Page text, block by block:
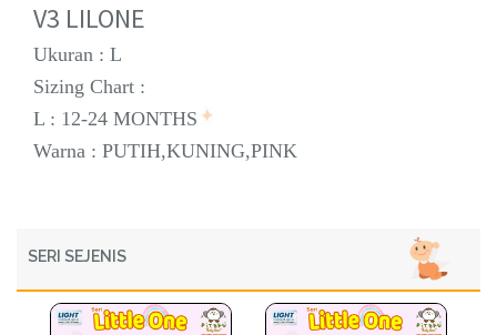
V3 LILONE
Ukuran : L
Sizing Chart :
L : 12-24 MONTHS
Warna : PUTIH,KUNING,PINK
SERI SEJENIS